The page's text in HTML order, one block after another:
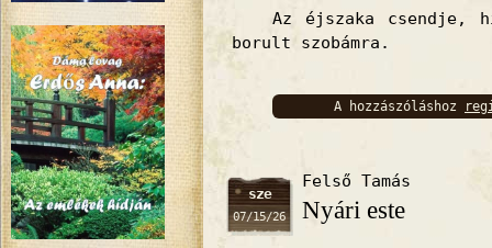
Az éjszaka csendje,
borult szobámra.
A hozzászóláshoz
sze
07/15/26
Felső Tamás
Nyári este